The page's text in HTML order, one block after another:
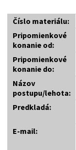
Číslo materiálu:
Pripomienkové
konanie od:
Pripomienkové
konanie do:
Názov
postupu/lehota:
Predkladá:
E-mail: